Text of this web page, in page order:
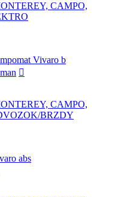
CAMPO,
Vivaro b
CAMPO,
BRZDY
abs